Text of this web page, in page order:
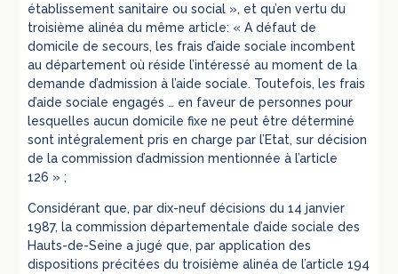
établissement sanitaire ou social », et qu’en vertu du
troisième alinéa du même article: « A défaut de
domicile de secours, les frais d’aide sociale incombent
au département où réside l’intéressé au moment de la
demande d’admission à l’aide sociale. Toutefois, les frais
d’aide sociale engagés … en faveur de personnes pour
lesquelles aucun domicile fixe ne peut être déterminé
sont intégralement pris en charge par l’Etat, sur décision
de la commission d’admission mentionnée à l’article
126 » ;
Considérant que, par dix-neuf décisions du 14 janvier
1987, la commission départementale d’aide sociale des
Hauts-de-Seine a jugé que, par application des
dispositions précitées du troisième alinéa de l’article 194